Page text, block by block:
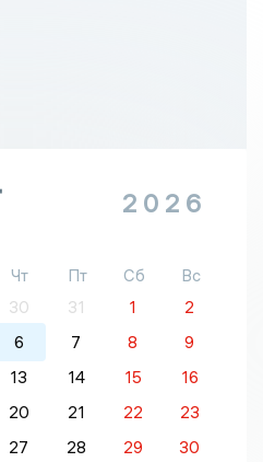
2026
Чт Пт Сб
Вс
30 31 1
2
6 7 8
9
13 14 15
16
20 21 22
23
27 28 29
30